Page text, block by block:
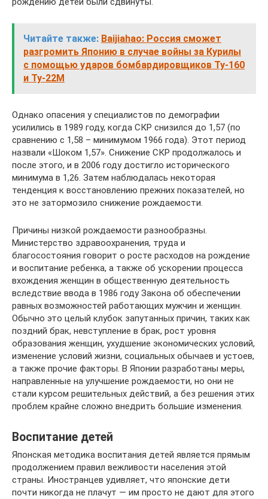
Читайте также: Baijiahao: Россия сможет
разгромить Японию в случае войны за Курилы
с помощью ударов бомбардировщиков Ту-160
и Ту-22М
Однако опасения у специалистов по демографии
усилились в 1989 году, когда СКР снизился до 1,57 (по
сравнению с 1,58 – минимумом 1966 года). Этот период
назвали «Шоком 1,57». Снижение СКР продолжалось и
после этого, и в 2006 году достигло исторического
минимума в 1,26. Затем наблюдалась некоторая
тенденция к восстановлению прежних показателей, но
это не затормозило снижение рождаемости.
Причины низкой рождаемости разнообразны.
Министерство здравоохранения, труда и
благосостояния говорит о росте расходов на рождение
и воспитание ребенка, а также об ускорении процесса
вхождения женщин в общественную деятельность
вследствие ввода в 1986 году Закона об обеспечении
равных возможностей работающих мужчин и женщин.
Обычно это целый клубок запутанных причин, таких как
поздний брак, невступление в брак, рост уровня
образования женщин, ухудшение экономических условий,
изменение условий жизни, социальных обычаев и устоев,
а также прочие факторы. В Японии разработаны меры,
направленные на улучшение рождаемости, но они не
стали курсом решительных действий, а без решения этих
проблем крайне сложно внедрить большие изменения.
Воспитание детей
Японская методика воспитания детей является прямым
продолжением правил вежливости населения этой
страны. Иностранцев удивляет, что японские дети
почти никогда не плачут — им просто не дают для этого